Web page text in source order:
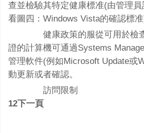
查並檢驗其特定健康標准(由管理
看圖四：Windows Vista的確認標准)
健康政策的服從可用於檢
證的計算機可通過Systems
管理軟件(例如Microsoft Update或
動更新或者確認。
訪問限制
12下一頁